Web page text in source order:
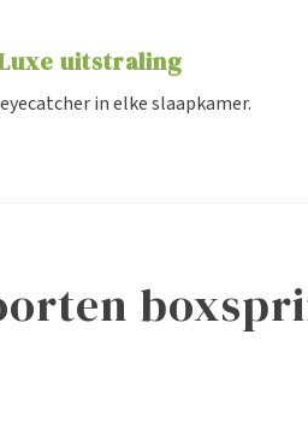
uitstraling
in elke slaapkamer.